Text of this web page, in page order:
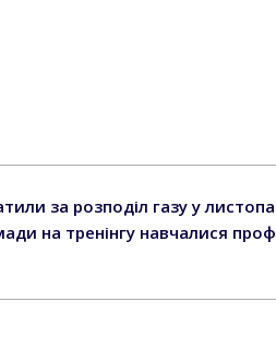
за розподіл газу у
на тренінгу навчалися